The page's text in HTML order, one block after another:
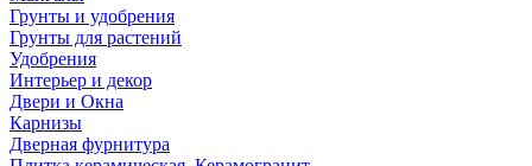
Грунты и удобрения
Грунты для растений
Удобрения
Интерьер и декор
Двери и Окна
Карнизы
Дверная фурнитура